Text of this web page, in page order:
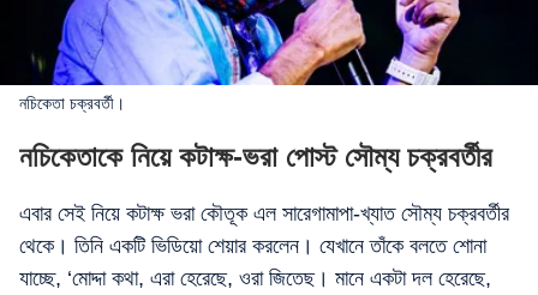
নচিকেতা চক্রবর্তী।
নচিকেতাকে নিয়ে কটাক্ষ-ভরা পোস্ট সৌম্য চক্রবর্তীর
এবার সেই নিয়ে কটাক্ষ ভরা কৌতূক এল সারেগামাপা-খ্যাত সৌম্য চক্রবর্তীর
থেকে। তিনি একটি ভিডিয়ো শেয়ার করলেন। যেখানে তাঁকে বলতে শোনা
যাচ্ছে, ‘মোদ্দা কথা, এরা হেরেছে, ওরা জিতেছ। মানে একটা দল হেরেছে,